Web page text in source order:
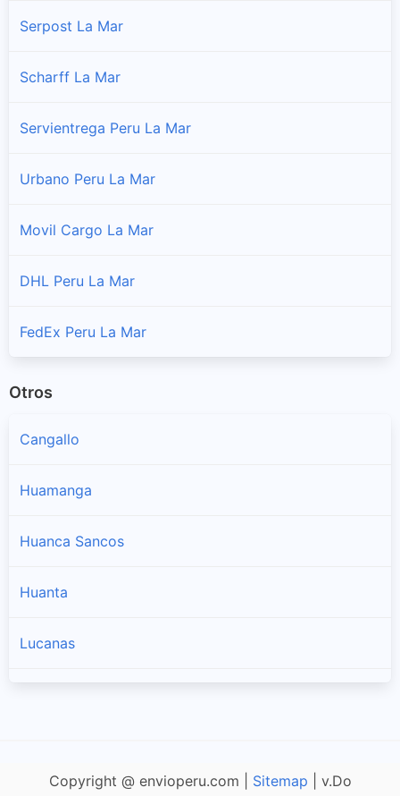
Sucursales y horarios Shalom en Luis Carranza
Samugari
Sucursales y horarios Shalom en San Miguel
Santa Rosa
Sucursales y horarios Shalom en Tambo
Serpost La Mar
Scharff La Mar
Servientrega Peru La Mar
Urbano Peru La Mar
Movil Cargo La Mar
DHL Peru La Mar
FedEx Peru La Mar
Otros
Cangallo
Huamanga
Huanca Sancos
Huanta
Lucanas
Copyright @ envioperu.com | Sitemap | v.Do